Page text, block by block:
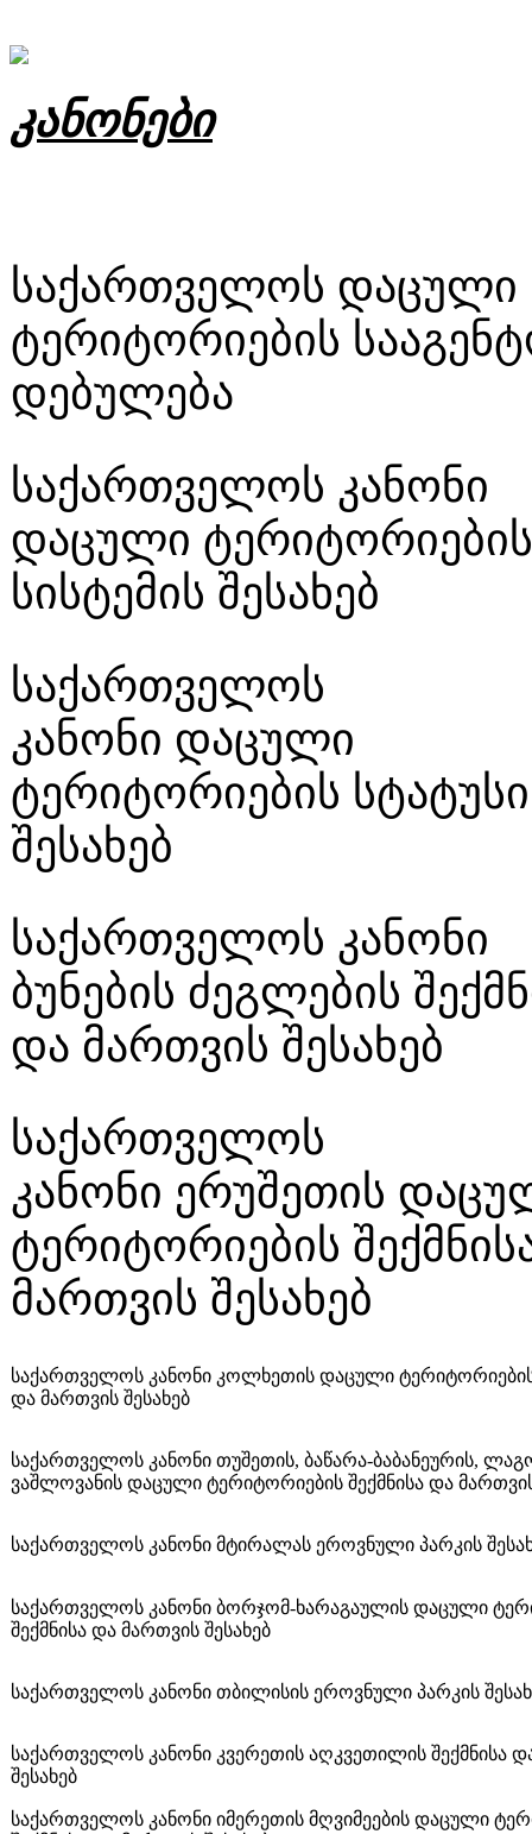
კანონები
საქართველოს დაცული
ტერიტორიების
დებულება
საქართველოს კანონი
დაცული ტერიტორიების
სისტემის შესახებ
საქართველოს
კანონი დაცული
ტერიტორიების
შესახებ
საქართველოს კანონი
ბუნების ძეგლების
და მართვის შესახებ
საქართველოს
კანონი ერუშეთის
ტერიტორიების
მართვის შესახებ
საქართველოს კანონი კოლხეთის დაცული ტერიტორიების
და მართვის შესახებ
საქართველოს კანონი თუშეთის, ბაწარა-ბაბანეურის,
ვაშლოვანის დაცული ტერიტორიების შექმნისა და მართვის
საქართველოს კანონი მტირალას ეროვნული პარკის
საქართველოს კანონი ბორჯომ-ხარაგაულის დაცული
შექმნისა და მართვის შესახებ
საქართველოს კანონი თბილისის ეროვნული პარკის
საქართველოს კანონი კვერეთის აღკვეთილის შექმნისა
შესახებ
საქართველოს კანონი იმერეთის მღვიმეების დაცული